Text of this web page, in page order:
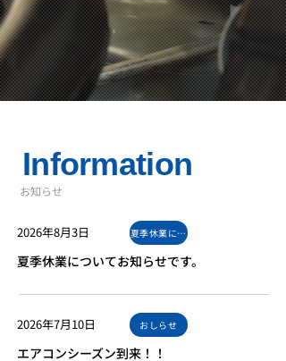
Information
​お知らせ
2026年8月3日 夏季休業について。
夏季休業についてお知らせです。
2026年7月10日 おしらせ
エアコンシーズン到来！！